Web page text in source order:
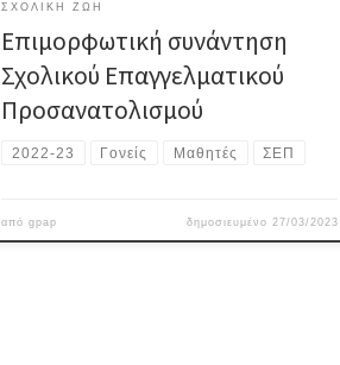
ΣΧΟΛΙΚΉ ΖΩΉ
Επιμορφωτική συνάντηση
Σχολικού Επαγγελματικού
Προσανατολισμού
2022-23 Γονείς Μαθητές ΣΕΠ
απόgpap δημοσιευμένο 27/03/2023